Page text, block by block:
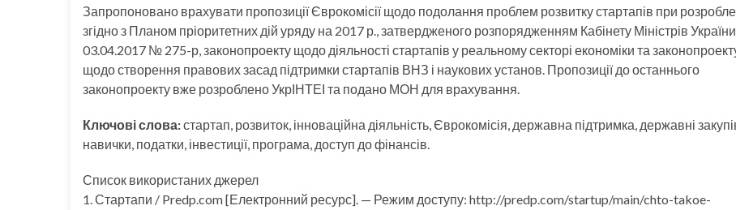
Запропоновано врахувати пропозиції Єврокомісії щодо подолання проблем розвитку стартапів при
згідно з Планом пріоритетних дій уряду на 2017 р., затвердженого розпорядженням Кабінету Міністрів України
03.04.2017 № 275-р, законопроекту щодо діяльності стартапів у реальному секторі економіки та
щодо створення правових засад підтримки стартапів ВНЗ і наукових установ. Пропозиції до останнього
законопроекту вже розроблено УкрІНТЕІ та подано МОН для врахування.
Ключові слова:стартап, розвиток, інноваційна діяльність, Єврокомісія, державна підтримка, державні
навички, податки, інвестиції, програма, доступ до фінансів.
Список використаних джерел
1. Стартапи / Predp.com [Електронний ресурс]. — Режим доступу: http://predp.com/startup/main/chto-takoe-